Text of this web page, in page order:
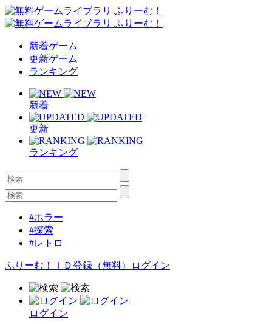
新着ゲーム
更新ゲーム
ランキング
新着
更新
ランキング
#ホラー
#探索
#レトロ
ふりーむ！ＩＤ登録（無料） ログイン
ログイン